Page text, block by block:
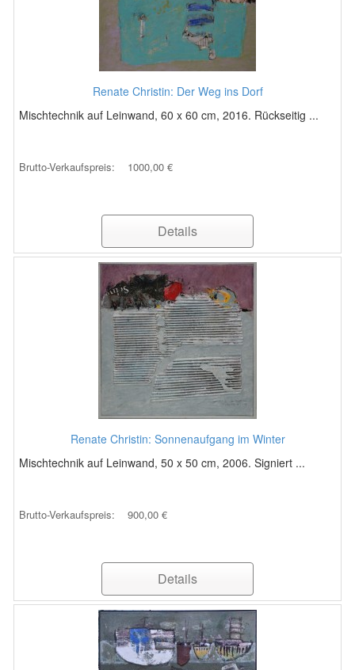
Renate Christin: Der Weg ins Dorf
Mischtechnik auf Leinwand, 60 x 60 cm, 2016. Rückseitig ...
Brutto-Verkaufspreis: 1000,00 €
Details
Renate Christin: Sonnenaufgang im Winter
Mischtechnik auf Leinwand, 50 x 50 cm, 2006. Signiert ...
Brutto-Verkaufspreis: 900,00 €
Details